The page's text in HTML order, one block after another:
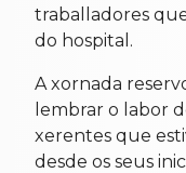
traballadores
do hospital.
A xornada
lembrar o labor
xerentes que
desde os seus